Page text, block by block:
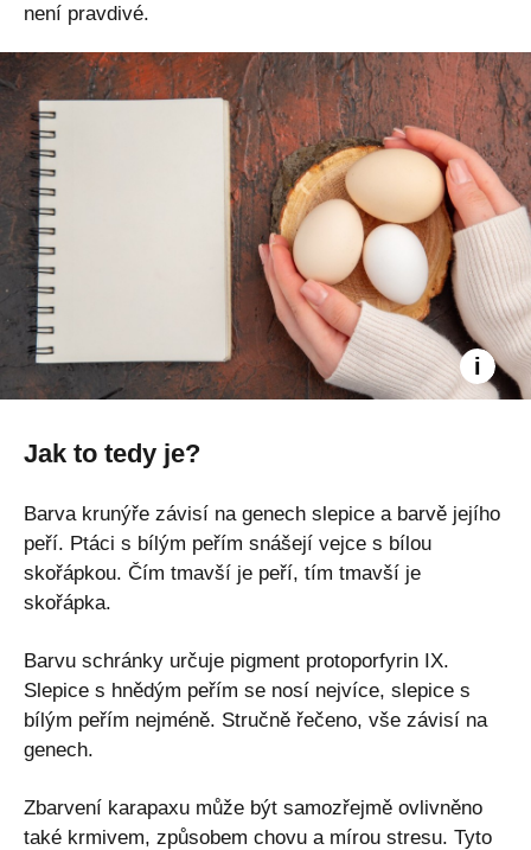
není pravdivé.
Jak to tedy je?
Barva krunýře závisí na genech slepice a barvě jejího
peří. Ptáci s bílým peřím snášejí vejce s bílou
skořápkou. Čím tmavší je peří, tím tmavší je
skořápka.
Barvu schránky určuje pigment protoporfyrin IX.
Slepice s hnědým peřím se nosí nejvíce, slepice s
bílým peřím nejméně. Stručně řečeno, vše závisí na
genech.
Zbarvení karapaxu může být samozřejmě ovlivněno
také krmivem, způsobem chovu a mírou stresu. Tyto